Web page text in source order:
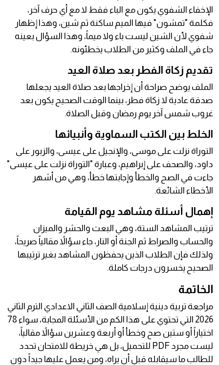
الإخفاء الشفوي يكون مع الباء فقط لا مع أي حرف آخر،
فكلمة "تمشون" فيها الميم ساكنة ثم شين، وهذا إظهار
شفوي لأن الشين ليست باء ولا ميماً، وهذا السؤال بعينه
جاء في الملف وكثير من الطلاب يخطئونه.
تقديم زكاة الفطر بعد صلاة العيد
الملف يوضح صراحة أن إخراجها بعد صلاة العيد يجعلها
صدقة عادية لا زكاة فطر، بينما الوقت الصحيح يكون بعد
غروب شمس آخر يوم رمضان وقبل الصلاة.
الخلط بين الكتب السماوية وأنبيائها
التوراة نزلت على موسى، والإنجيل على عيسى، والزبور على
داود، والصحف على إبراهيم، وعبارة "التوراة نزلت على عيسى"
جاءت في الصح والخطأ وإجابتها خطأ، وهي من أشهر
الأخطاء الشائعة.
إهمال أسئلة مشاهد يوم القيامة
ترتيب المشاهد الستة، وهي البعث والحشر والميزان
والحساب والصراط ثم الجنة أو النار، جاء سؤالاً مقالياً صريحاً،
ولذلك فإن الطلاب الذين يحفظون المشاهد بغير ترتيبها
الصحيح يخسرون درجات كاملة.
الخاتمة
مراجعة تربية دينية إسلامية الصف الثاني الاعدادي الترم الثاني
2026 التي تحتوي على هذا الكم من الأسئلة المجابة، سواء 78
اختياراً أو ستين صح وخطأ أو أربعة وعشرين سؤالاً مقالياً،
ليست مجرد PDF للتحميل، بل هي خريطة للامتحان تحدد
للطالب ما سيقابله قبل أن يراه، ومن يعمل عليها جيداً دون